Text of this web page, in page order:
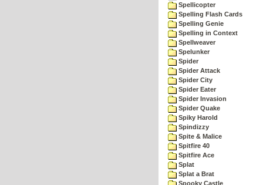
Spellicopter
Spelling Flash Cards
Spelling Genie
Spelling in Context
Spellweaver
Spelunker
Spider
Spider Attack
Spider City
Spider Eater
Spider Invasion
Spider Quake
Spiky Harold
Spindizzy
Spite & Malice
Spitfire 40
Spitfire Ace
Splat
Splat a Brat
Spooky Castle